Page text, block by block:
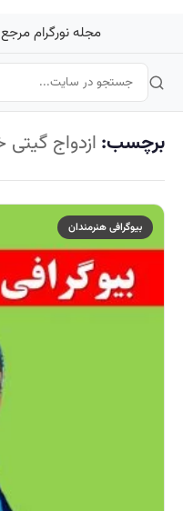
مجله نورگرام مرجع
برچسب: ازدواج گیتی
بیوگرافی هنرمندان